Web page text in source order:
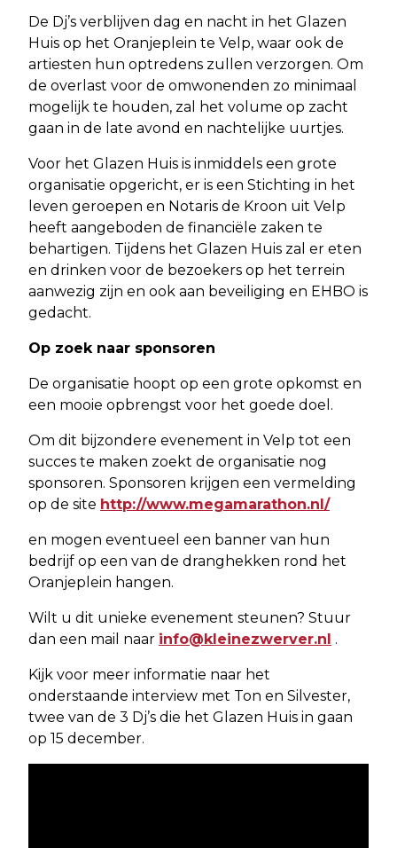
De Dj’s verblijven dag en nacht in het Glazen
Huis op het Oranjeplein te Velp, waar ook de
artiesten hun optredens zullen verzorgen. Om
de overlast voor de omwonenden zo minimaal
mogelijk te houden, zal het volume op zacht
gaan in de late avond en nachtelijke uurtjes.
Voor het Glazen Huis is inmiddels een grote
organisatie opgericht, er is een Stichting in het
leven geroepen en Notaris de Kroon uit Velp
heeft aangeboden de financiële zaken te
behartigen. Tijdens het Glazen Huis zal er eten
en drinken voor de bezoekers op het terrein
aanwezig zijn en ook aan beveiliging en EHBO is
gedacht.
Op zoek naar sponsoren
De organisatie hoopt op een grote opkomst en
een mooie opbrengst voor het goede doel.
Om dit bijzondere evenement in Velp tot een
succes te maken zoekt de organisatie nog
sponsoren. Sponsoren krijgen een vermelding
op de site http://www.megamarathon.nl/
en mogen eventueel een banner van hun
bedrijf op een van de dranghekken rond het
Oranjeplein hangen.
Wilt u dit unieke evenement steunen? Stuur
dan een mail naar info@kleinezwerver.nl .
Kijk voor meer informatie naar het
onderstaande interview met Ton en Silvester,
twee van de 3 Dj’s die het Glazen Huis in gaan
op 15 december.